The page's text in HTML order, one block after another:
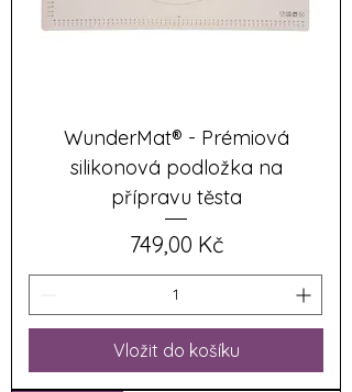
WunderMat® - Prémiová
silikonová podložka na
přípravu těsta
Cena
749,00 Kč
Vložit do košíku